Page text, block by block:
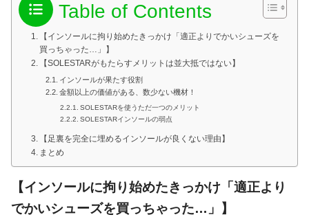
Table of Contents
【インソールに拘り始めたきっかけ「適正よりでかいシューズを
買っちゃった…」】
【SOLESTARがもたらすメリットは並大抵ではない】
インソールが果たす役割
金額以上の価値がある、数少ない機材！
SOLESTARを使うただ一つのメリット
SOLESTARインソールの弱点
【足裏を完全に埋めるインソールが良くない理由】
まとめ
【インソールに拘り始めたきっかけ「適正より
でかいシューズを買っちゃった…」】